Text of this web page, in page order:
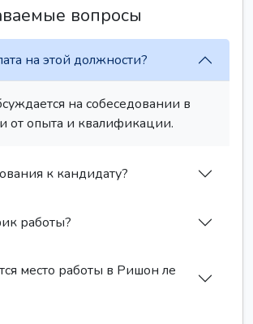
вопросы
на этой должности?
на собеседовании в
от опыта и квалификации.
к кандидату?
работы?
место работы в Ришон ле